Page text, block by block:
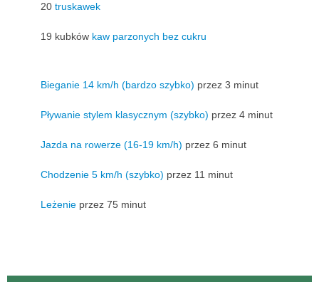
20 truskawek
19 kubków kaw parzonych bez cukru
Bieganie 14 km/h (bardzo szybko) przez 3 minut
Pływanie stylem klasycznym (szybko) przez 4 minut
Jazda na rowerze (16-19 km/h) przez 6 minut
Chodzenie 5 km/h (szybko) przez 11 minut
Leżenie przez 75 minut